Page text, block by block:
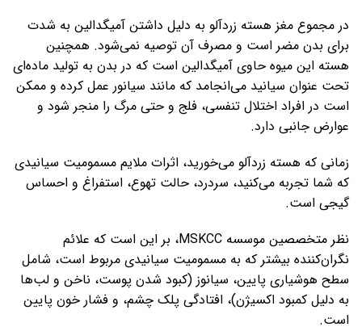
در مجموع مغز هسته زردآلو به دلیل داشتن آمیگدالین به شدت
برای بدن مضر است و مصرف آن توصیه نمی‌شود. همچنین
هسته این میوه حاوی آمیگدالین است که در بدن به تولید ماده‌ای
تحت عنوان سیانید می‌انجامد که مانند سیانور عمل کرده و ممکن
است در افراد اختلال تنفسی، فلج و حتی مرگ را منجر شود و
عوارض جانبی دارد.
زمانی که هسته زردآلو می‌خورید، اثرات ملایم مسمومیت سیانیدی
که شما تجربه می‌کنید، سردرد، حالت تهوع، استفراغ و احساس
گیجی است.
نظر متخصصین موسسه MSKCC، بر این است که علائم
نگران‌کننده بیشتر که به مسمومیت سیانیدی مربوط است، شامل
سطح هوشیاری پایین، سیانوز (کبود شدن پوست، ناخن و لب‌ها
به دلیل کمبود اکسیژن)، افتادگی پلک چشم، و فشار خون پایین
است.